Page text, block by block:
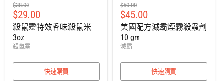
建
議
零
售
價
$38.00
售
價
$29.00
殺鼠靈特效香味殺鼠米
3oz
殺鼠靈
快速購買
建
議
零
售
價
$50.00
售
價
$45.00
美國配方滅霸煙霧殺蟲劑
10 gm
滅霸
快速購買